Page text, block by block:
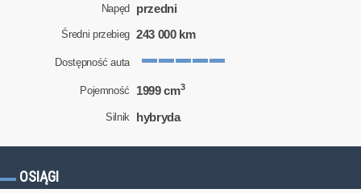
Napęd przedni
Średni przebieg 243 000 km
Dostępność auta
Pojemność 1999 cm3
Silnik hybryda
OSIĄGI